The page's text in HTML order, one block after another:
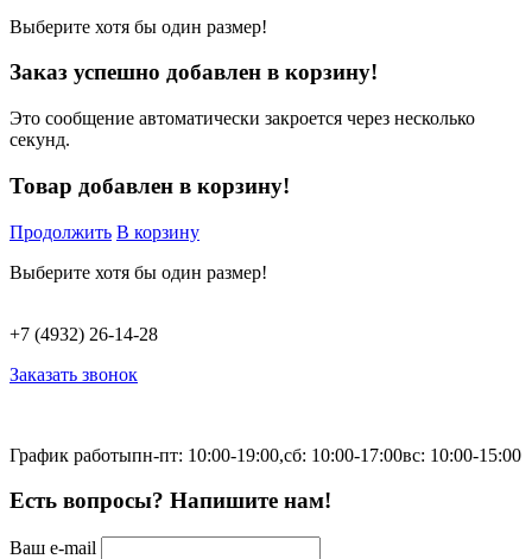
Выберите хотя бы один размер!
Заказ успешно добавлен в корзину!
Это сообщение автоматически закроется через несколько
секунд.
Товар добавлен в корзину!
Продолжить В корзину
Выберите хотя бы один размер!
+7 (4932) 26-14-28
Заказать звонок
График работыпн-пт: 10:00-19:00,сб: 10:00-17:00вс: 10:00-15:00
Есть вопросы? Напишите нам!
Ваш e-mail